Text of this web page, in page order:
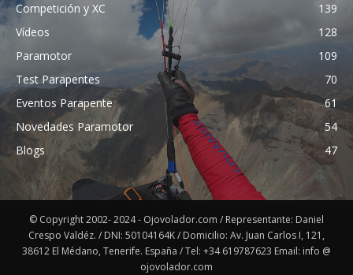
Competición y XC
139
Vídeos
128
Paramotor
109
Test Parapentes
70
Eventos Parapente
61
Novedades Paramotor
54
Blogs
47
© Copyright 2002- 2024 - Ojovolador.com / Representante: Daniel
Crespo Valdéz. / DNI: 50104164K / Domicilio: Av. Juan Carlos I, 121,
38612 El Médano, Tenerife. España / Tel: +34 619787623 Email: info @
ojovolador.com